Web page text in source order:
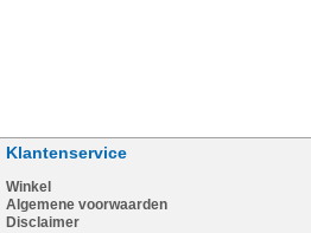
Klantenservice
Winkel
Algemene voorwaarden
Disclaimer